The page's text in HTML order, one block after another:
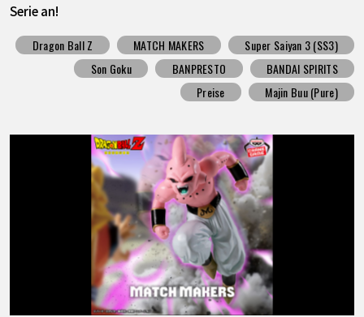
Serie an!
Dragon Ball Z MATCH MAKERS
Super Saiyan 3 (SS3)
Son Goku
BANPRESTO
BANDAI SPIRITS
Preise
Majin Buu (Pure)